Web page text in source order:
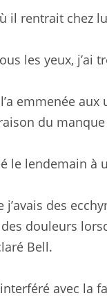
il rentrait chez
les yeux,
emmenée
du manque
le lendemain à
j’avais des
douleurs
Bell.
avec la